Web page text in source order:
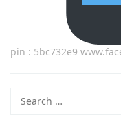
pin : 5bc732e9
for: